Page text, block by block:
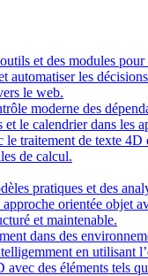
et des modules
automatiser les
le web.
moderne des
le calendrier dans les
traitement de texte 4D
de calcul.
pratiques et des
orientée objet
et maintenable.
dans des
en utilisant
des éléments tels